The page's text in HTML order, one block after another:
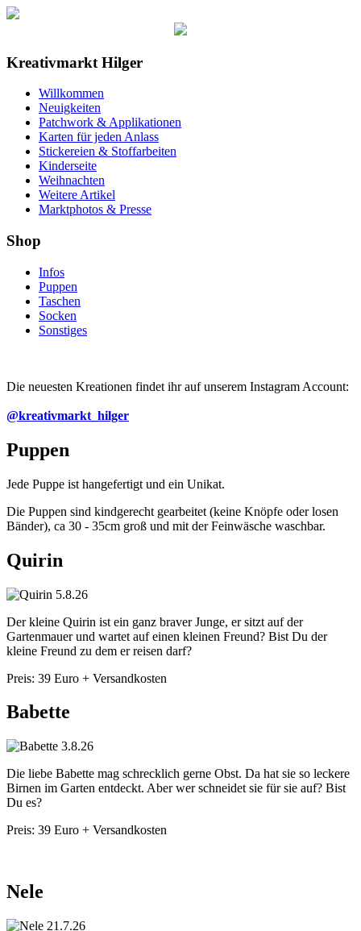
Kreativmarkt Hilger
Willkommen
Neuigkeiten
Patchwork & Applikationen
Karten für jeden Anlass
Stickereien & Stoffarbeiten
Kinderseite
Weihnachten
Weitere Artikel
Marktphotos & Presse
Shop
Infos
Puppen
Taschen
Socken
Sonstiges
Die neuesten Kreationen findet ihr auf unserem Instagram Account:
@kreativmarkt_hilger
Puppen
Jede Puppe ist hangefertigt und ein Unikat.
Die Puppen sind kindgerecht gearbeitet (keine Knöpfe oder losen
Bänder), ca 30 - 35cm groß und mit der Feinwäsche waschbar.
Quirin
Der kleine Quirin ist ein ganz braver Junge, er sitzt auf der
Gartenmauer und wartet auf einen kleinen Freund? Bist Du der
kleine Freund zu dem er reisen darf?
Preis: 39 Euro + Versandkosten
Babette
Die liebe Babette mag schrecklich gerne Obst. Da hat sie so leckere
Birnen im Garten entdeckt. Aber wer schneidet sie für sie auf? Bist
Du es?
Preis: 39 Euro + Versandkosten
Nele